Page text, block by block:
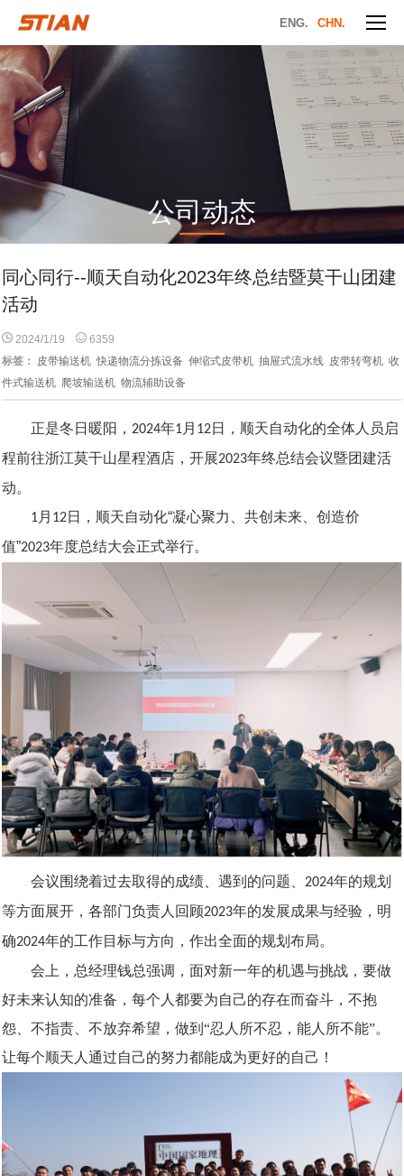
ENG. CHN.
公司动态
同心同行--顺天自动化2023年终总结暨莫干山团建
活动
2024/1/19
6359
标签：
皮带输送机 快递物流分拣设备 伸缩式皮带机 抽屉式流水线 皮带转弯机 收
件式输送机 爬坡输送机 物流辅助设备
正是冬日暖阳， 2024年1月 12日，顺天自动化的全体人员启
程前往浙江莫干山星程酒店，开展2023年终总结会议暨团建活
动。
1月 12日，顺天自动化“凝心聚力、共创未来、创造价
值”2023年度总结大会正式举行。
会议围绕着过去取得的成绩、遇到的问题、 2024年的规划
等方面展开，各部门负责人回顾2023年的发展成果与经验，明
确2024年的工作目标与方向，作出全面的规划布局。
会上，总经理钱总强调，面对新一年的机遇与挑战，要做
好未来认知的准备，每个人都要为自己的存在而奋斗，不抱
怨、不指责、不放弃希望，做到“忍人所不忍，能人所不能”。
让每个顺天人通过自己的努力都能成为更好的自己！